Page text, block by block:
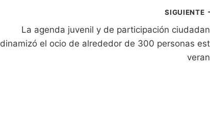
SIGUIENTE
La agenda juvenil y de participación
dinamizó el ocio de alrededor de 300 personas